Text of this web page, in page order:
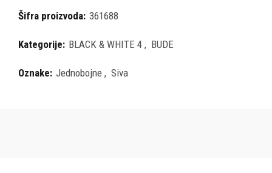
Šifra proizvoda: 361688
Kategorije: BLACK & WHITE 4 , BUDE
Oznake: Jednobojne , Siva